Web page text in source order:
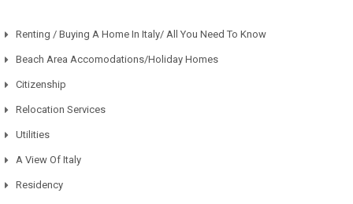
Renting / Buying A Home In Italy/ All You Need To Know
Beach Area Accomodations/Holiday Homes
Citizenship
Relocation Services
Utilities
A View Of Italy
Residency